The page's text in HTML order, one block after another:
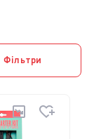
Фільтри